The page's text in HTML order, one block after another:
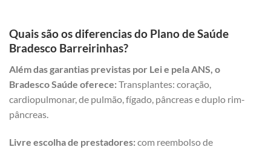
Quais são os diferencias do Plano de Saúde
Bradesco Barreirinhas?
Além das garantias previstas por Lei e pela ANS, o
Bradesco Saúde oferece:Transplantes: coração,
cardiopulmonar, de pulmão, fígado, pâncreas e duplo rim-
pâncreas.
Livre escolha de prestadores:com reembolso de